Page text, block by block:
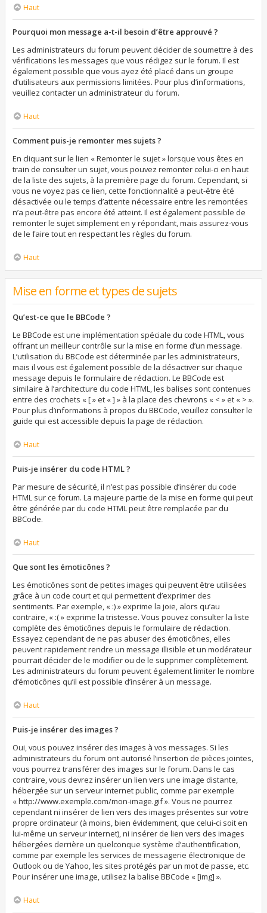
Haut
Pourquoi mon message a-t-il besoin d’être approuvé ?
Les administrateurs du forum peuvent décider de soumettre à des
vérifications les messages que vous rédigez sur le forum. Il est
également possible que vous ayez été placé dans un groupe
d’utilisateurs aux permissions limitées. Pour plus d’informations,
veuillez contacter un administrateur du forum.
Haut
Comment puis-je remonter mes sujets ?
En cliquant sur le lien « Remonter le sujet » lorsque vous êtes en
train de consulter un sujet, vous pouvez remonter celui-ci en haut
de la liste des sujets, à la première page du forum. Cependant, si
vous ne voyez pas ce lien, cette fonctionnalité a peut-être été
désactivée ou le temps d’attente nécessaire entre les remontées
n’a peut-être pas encore été atteint. Il est également possible de
remonter le sujet simplement en y répondant, mais assurez-vous
de le faire tout en respectant les règles du forum.
Haut
Mise en forme et types de sujets
Qu’est-ce que le BBCode ?
Le BBCode est une implémentation spéciale du code HTML, vous
offrant un meilleur contrôle sur la mise en forme d’un message.
L’utilisation du BBCode est déterminée par les administrateurs,
mais il vous est également possible de la désactiver sur chaque
message depuis le formulaire de rédaction. Le BBCode est
similaire à l’architecture du code HTML, les balises sont contenues
entre des crochets « [ » et « ] » à la place des chevrons « < » et « > ».
Pour plus d’informations à propos du BBCode, veuillez consulter le
guide qui est accessible depuis la page de rédaction.
Haut
Puis-je insérer du code HTML ?
Par mesure de sécurité, il n’est pas possible d’insérer du code
HTML sur ce forum. La majeure partie de la mise en forme qui peut
être générée par du code HTML peut être remplacée par du
BBCode.
Haut
Que sont les émoticônes ?
Les émoticônes sont de petites images qui peuvent être utilisées
grâce à un code court et qui permettent d’exprimer des
sentiments. Par exemple, « :) » exprime la joie, alors qu’au
contraire, « :( » exprime la tristesse. Vous pouvez consulter la liste
complète des émoticônes depuis le formulaire de rédaction.
Essayez cependant de ne pas abuser des émoticônes, elles
peuvent rapidement rendre un message illisible et un modérateur
pourrait décider de le modifier ou de le supprimer complètement.
Les administrateurs du forum peuvent également limiter le nombre
d’émoticônes qu’il est possible d’insérer à un message.
Haut
Puis-je insérer des images ?
Oui, vous pouvez insérer des images à vos messages. Si les
administrateurs du forum ont autorisé l’insertion de pièces jointes,
vous pourrez transférer des images sur le forum. Dans le cas
contraire, vous devrez insérer un lien vers une image distante,
hébergée sur un serveur internet public, comme par exemple
« http://www.exemple.com/mon-image.gif ». Vous ne pourrez
cependant ni insérer de lien vers des images présentes sur votre
propre ordinateur (à moins, bien évidemment, que celui-ci soit en
lui-même un serveur internet), ni insérer de lien vers des images
hébergées derrière un quelconque système d’authentification,
comme par exemple les services de messagerie électronique de
Outlook ou de Yahoo, les sites protégés par un mot de passe, etc.
Pour insérer une image, utilisez la balise BBCode « [img] ».
Haut